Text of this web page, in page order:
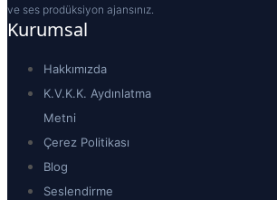
ve ses prodüksiyon ajansınız.
Kurumsal
Hakkımızda
K.V.K.K. Aydınlatma
Metni
Çerez Politikası
Blog
Seslendirme